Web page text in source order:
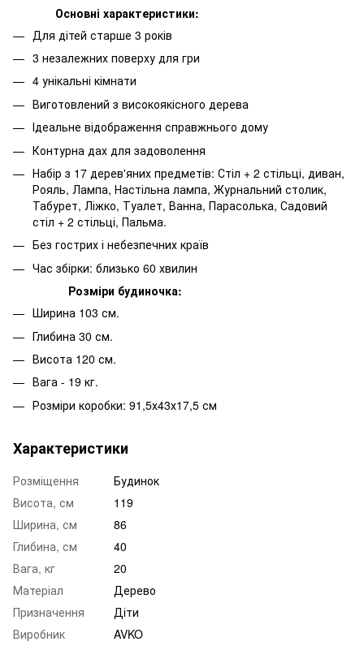
Основні характеристики:
Для дітей старше 3 років
3 незалежних поверху для гри
4 унікальні кімнати
Виготовлений з високоякісного дерева
Ідеальне відображення справжнього дому
Контурна дах для задоволення
Набір з 17 дерев'яних предметів: Стіл + 2 стільці, диван,
Рояль, Лампа, Настільна лампа, Журнальний столик,
Табурет, Ліжко, Туалет, Ванна, Парасолька, Садовий
стіл + 2 стільці, Пальма.
Без гострих і небезпечних країв
Час збірки: близько 60 хвилин
Розміри будиночка:
Ширина 103 см.
Глибина 30 см.
Висота 120 см.
Вага - 19 кг.
Розміри коробки: 91,5х43х17,5 см
Характеристики
Розміщення
Будинок
Висота, см
119
Ширина, см
86
Глибина, см
40
Вага, кг
20
Матеріал
Дерево
Призначення
Діти
Виробник
AVKO